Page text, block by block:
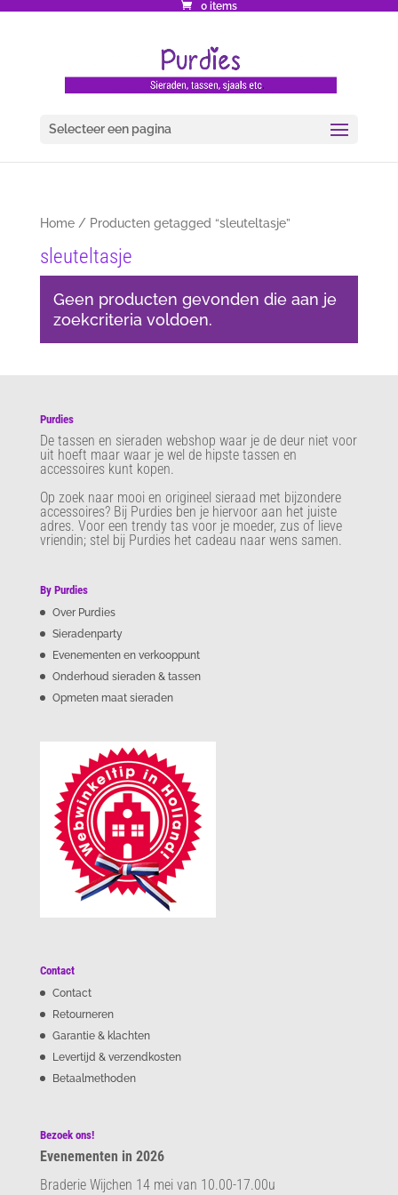
0 items
Selecteer een pagina
Home/ Producten getagged “sleuteltasje”
sleuteltasje
Geen producten gevonden die aan je
zoekcriteria voldoen.
Purdies
De tassen en sieraden webshop waar je de deur niet voor
uit hoeft maar waar je wel de hipste tassen en
accessoires kunt kopen.
Op zoek naar mooi en origineel sieraad met bijzondere
accessoires? Bij Purdies ben je hiervoor aan het juiste
adres. Voor een trendy tas voor je moeder, zus of lieve
vriendin; stel bij Purdies het cadeau naar wens samen.
By Purdies
Over Purdies
Sieradenparty
Evenementen en verkooppunt
Onderhoud sieraden & tassen
Opmeten maat sieraden
Contact
Contact
Retourneren
Garantie & klachten
Levertijd & verzendkosten
Betaalmethoden
Bezoek ons!
Evenementen in 2026
Braderie Wijchen 14 mei van 10.00-17.00u